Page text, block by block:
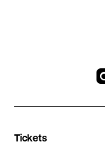
Tickets